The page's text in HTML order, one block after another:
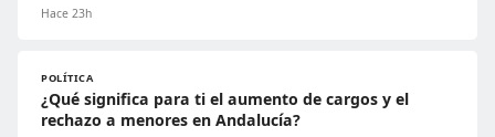
Hace 23h
POLÍTICA
¿Qué significa para ti el aumento de cargos y el
rechazo a menores en Andalucía?